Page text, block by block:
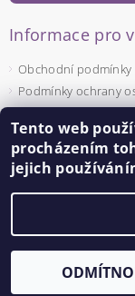
Informace pro
Obchodní podmínky
Podmínky ochrany
Facebook
2026 ©ICEDREAM,
Tento web
procházením
jejich